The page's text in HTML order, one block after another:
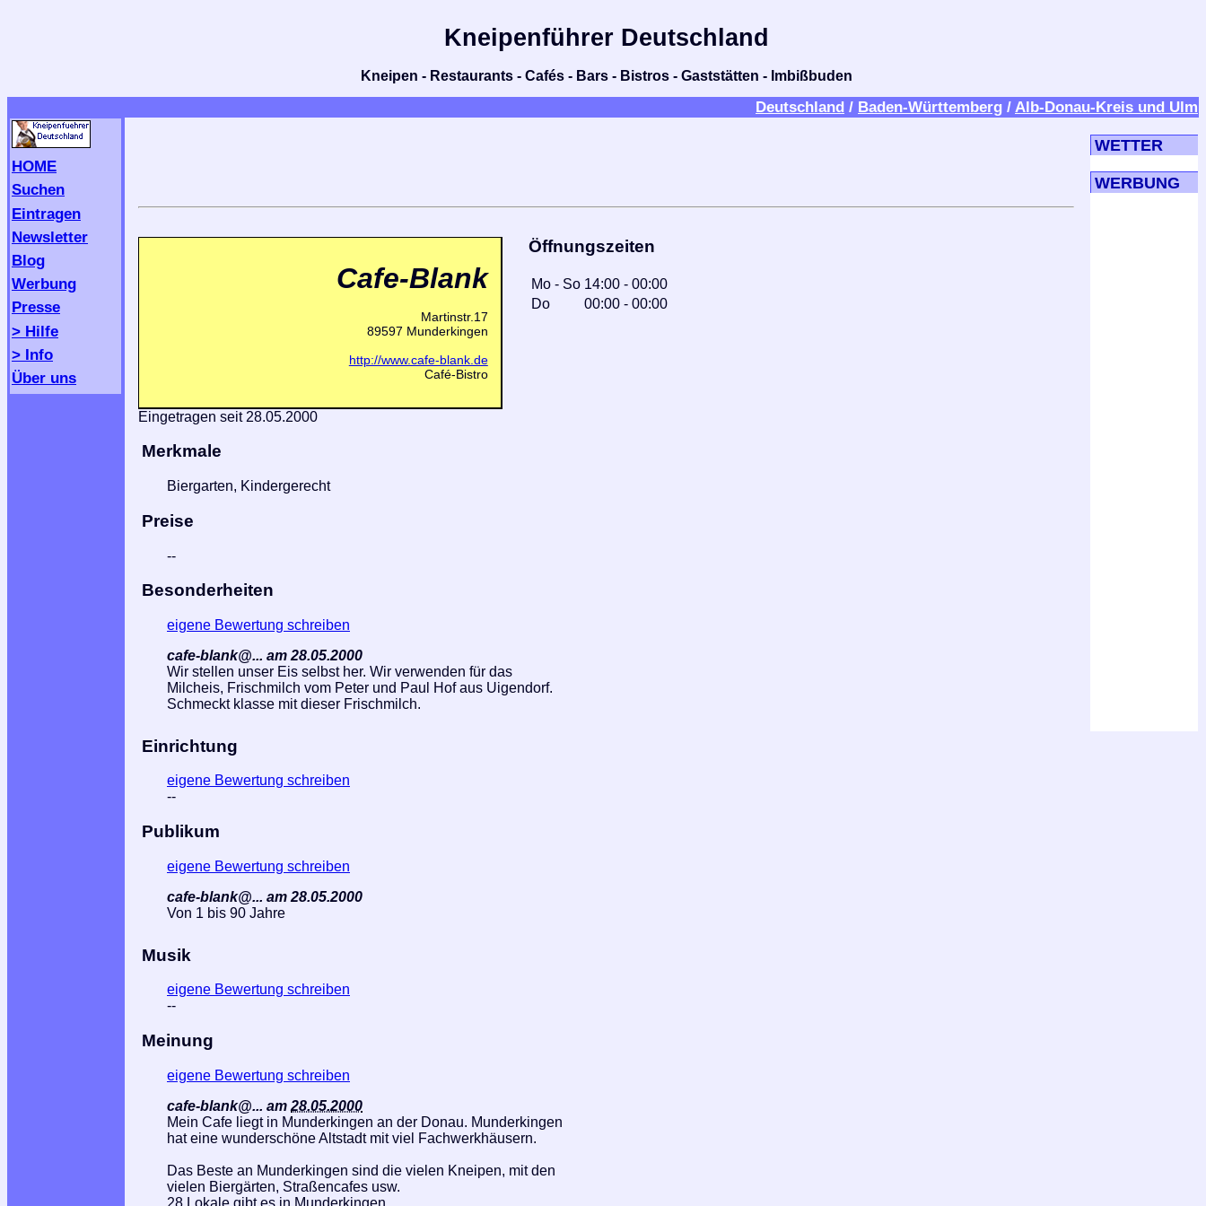
Kneipenführer Deutschland
Kneipen - Restaurants - Cafés - Bars - Bistros - Gaststätten - Imbißbuden
Deutschland / Baden-Württemberg / Alb-Donau-Kreis und Ulm
HOME
Suchen
Eintragen
Newsletter
Blog
Werbung
Presse
> Hilfe
> Info
Über uns
Cafe-Blank
Martinstr.17
89597 Munderkingen
http://www.cafe-blank.de
Café-Bistro
Öffnungszeiten
Mo - So 14:00 - 00:00
Do
00:00 - 00:00
Eingetragen seit 28.05.2000
Merkmale
Biergarten, Kindergerecht
Preise
--
Besonderheiten
eigene Bewertung schreiben
cafe-blank@... am 28.05.2000
Wir stellen unser Eis selbst her. Wir verwenden für das
Milcheis, Frischmilch vom Peter und Paul Hof aus Uigendorf.
Schmeckt klasse mit dieser Frischmilch.
Einrichtung
eigene Bewertung schreiben
--
Publikum
eigene Bewertung schreiben
cafe-blank@... am 28.05.2000
Von 1 bis 90 Jahre
Musik
eigene Bewertung schreiben
--
Meinung
eigene Bewertung schreiben
cafe-blank@... am 28.05.2000
Mein Cafe liegt in Munderkingen an der Donau. Munderkingen
hat eine wunderschöne Altstadt mit viel Fachwerkhäusern.
Das Beste an Munderkingen sind die vielen Kneipen, mit den
vielen Biergärten, Straßencafes usw.
28 Lokale gibt es in Munderkingen.
WETTER
WERBUNG